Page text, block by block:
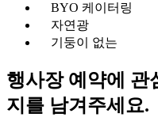
BYO 케이터링
자연광
기둥이 없는
행사장 예약에 관
지를 남겨주세요.